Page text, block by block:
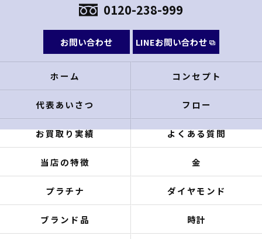
0120-238-999
お問い合わせ LINEお問い合わせ
ホーム コンセプト
代表あいさつ フロー
お買取り実績 よくある質問
当店の特徴 金
プラチナ ダイヤモンド
ブランド品 時計